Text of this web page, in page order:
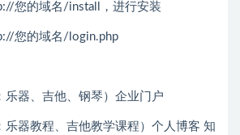
您的域名/install，进行安装
您的域名/login.php
乐器、吉他、钢琴）企业门户
乐器教程、吉他教学课程）个人博客 知